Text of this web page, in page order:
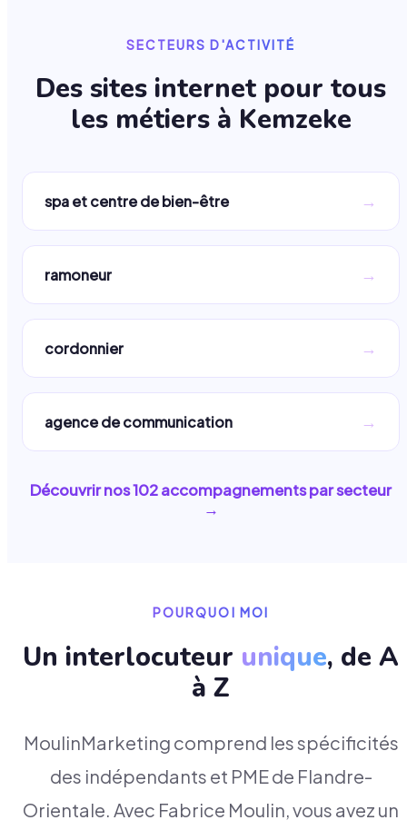
SECTEURS D'ACTIVITÉ
Des sites internet pour tous
les métiers à Kemzeke
spa et centre de bien-être →
ramoneur →
cordonnier →
agence de communication →
Découvrir nos102accompagnements par secteur
→
POURQUOI MOI
Un interlocuteur unique, de A
à Z
MoulinMarketing comprend les spécificités
des indépendants et PME de Flandre-
Orientale. Avec Fabrice Moulin, vous avez un